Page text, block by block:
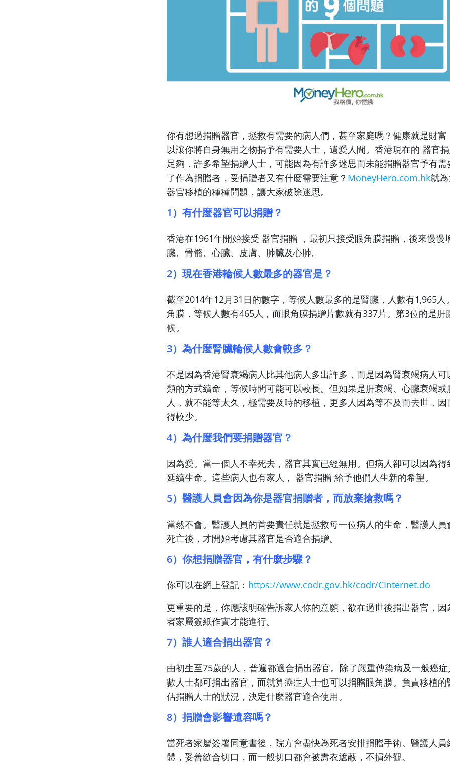
你有想過捐贈器官，拯救有需要的病人們，甚至家庭嗎？健康就是財
以讓你將自身無用之物捐予有需要人士，遺愛人間。香港現在的 器官
足夠，許多希望捐贈人士，可能因為有許多迷思而未能捐贈器官予有需
了作為捐贈者，受捐贈者又有什麼需要注意？ MoneyHero.com.hk就
器官移植的種種問題，讓大家破除迷思。
1）有什麼器官可以捐贈？
香港在1961年開始接受 器官捐贈 ，最初只接受眼角膜捐贈，後來慢慢
臟、骨骼、心臟、皮膚、肺臟及心肺。
2）現在香港輪候人數最多的器官是？
截至2014年12月31日的數字，等候人數最多的是腎臟，人數有1,965人
角膜，等候人數有465人，而眼角膜捐贈片數就有337片。第3位的是肝
候。
3）為什麼腎臟輪候人數會較多？
不是因為香港腎衰竭病人比其他病人多出許多，而是因為腎衰竭病人可
類的方式續命，等候時間可能可以較長。但如果是肝衰竭、心臟衰竭或
人，就不能等太久，極需要及時的移植，更多人因為等不及而去世，
得較少。
4）為什麼我們要捐贈器官？
因為愛。當一個人不幸死去，器官其實已經無用。但病人卻可以因為得
延續生命。這些病人也有家人， 器官捐贈 給予他們人生新的希望。
5）醫護人員會因為你是器官捐贈者，而放棄搶救嗎？
當然不會。醫護人員的首要責任就是拯救每一位病人的生命，醫護人
死亡後，才開始考慮其器官是否適合捐贈。
6）你想捐贈器官，有什麼步驟？
你可以在網上登記： https://www.codr.gov.hk/codr/CInternet.do
更重要的是，你應該明確告訴家人你的意願，欲在過世後捐出器官，
者家屬簽紙作實才能進行。
7）誰人適合捐出器官？
由初生至75歲的人，普遍都適合捐出器官。除了嚴重傳染病及一般癌
數人士都可捐出器官，而就算癌症人士也可以捐贈眼角膜。負責移植
估捐贈人士的狀況，決定什麼器官適合使用。
8）捐贈會影響遺容嗎？
當死者家屬簽署同意書後，院方會盡快為死者安排捐贈手術。醫護人員
體，妥善縫合切口，而一般切口都會被壽衣遮蔽，不損外觀。